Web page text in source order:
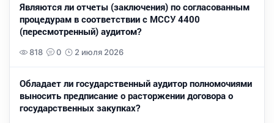
Являются ли отчеты (заключения) по согласованным
процедурам в соответствии с МССУ 4400
(пересмотренный) аудитом?
818 0 2 июля 2026
Обладает ли государственный аудитор полномочиями
выносить предписание о расторжении договора о
государственных закупках?